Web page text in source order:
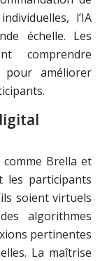
l’IA
échelle. Les
comprendre
pour améliorer
Brella et
les participants
soient virtuels
algorithmes
pertinentes
La maîtrise